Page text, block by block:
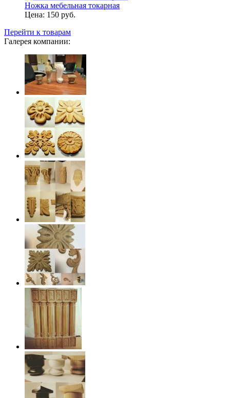
Ножка мебельная токарная
Цена: 150 руб.
Перейти к товарам
Галерея компании: